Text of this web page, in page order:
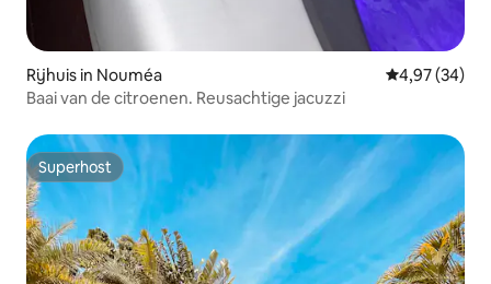
Rijhuis in Nouméa Gemiddelde
4,97 (34)
Baai van de citroenen. Reusachtige jacuzzi
Superhost
Superhost